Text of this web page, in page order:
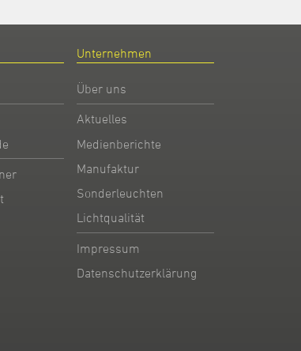
Unternehmen
Über uns
Aktuelles
Medienberichte
Manufaktur
Sonderleuchten
Lichtqualität
Impressum
Datenschutzerklärung